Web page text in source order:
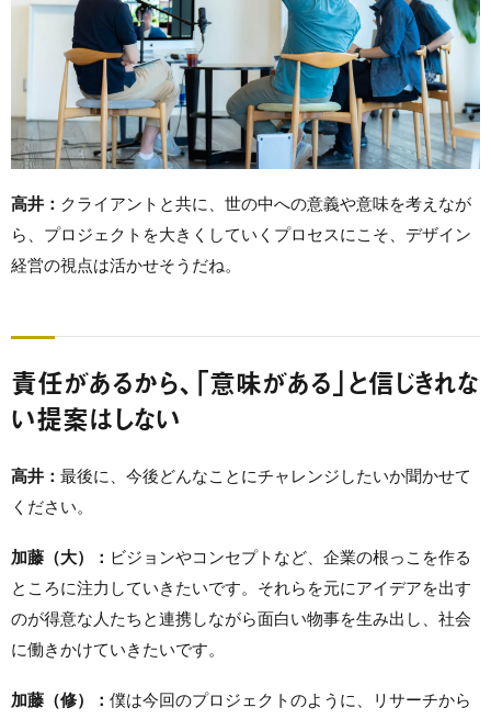
高井： クライアントと共に、世の中への意義や意味を考えなが
ら、プロジェクトを大きくしていくプロセスにこそ、デザイン
経営の視点は活かせそうだね。
責任があるから、「意味がある」と信じきれな
い提案はしない
高井： 最後に、今後どんなことにチャレンジしたいか聞かせて
ください。
加藤（大）： ビジョンやコンセプトなど、企業の根っこを作る
ところに注力していきたいです。それらを元にアイデアを出す
のが得意な人たちと連携しながら面白い物事を生み出し、社会
に働きかけていきたいです。
加藤（修）： 僕は今回のプロジェクトのように、リサーチから